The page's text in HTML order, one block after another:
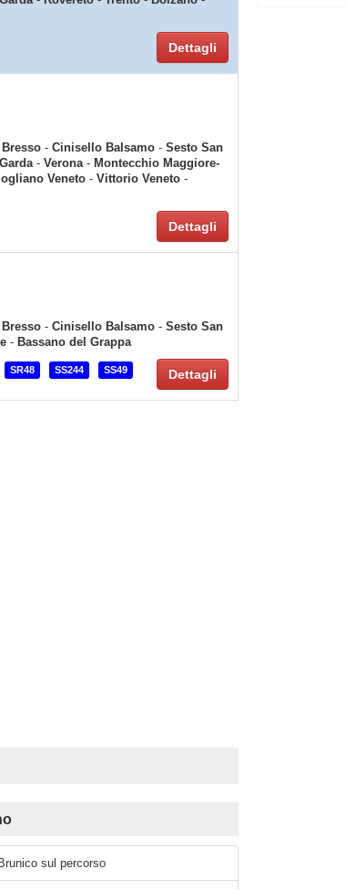
Dettagli
Bresso - Cinisello Balsamo - Sesto San
- Verona- Montecchio Maggiore-
Veneto - Vittorio Veneto -
Dettagli
Bresso - Cinisello Balsamo - Sesto San
- Bassano del Grappa
SR48 SS244 SS49 Dettagli
sul percorso